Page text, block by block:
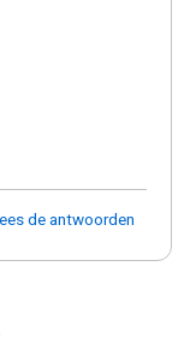
de antwoorden